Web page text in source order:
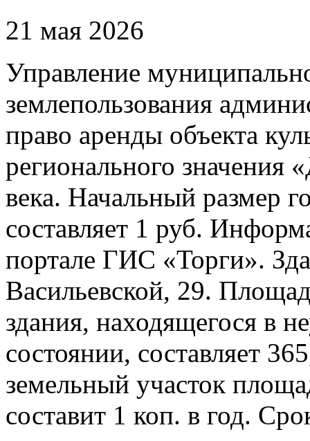
21 мая 2026
Управление
землепользования
право аренды объекта
регионального
века. Начальный размер
составляет 1 руб.
портале ГИС «Торги».
Васильевской, 29.
здания, находящегося в
состоянии, составляет
земельный участок
составит 1 коп. в год.